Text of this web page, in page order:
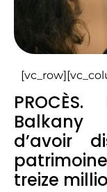
d’avoir
treize